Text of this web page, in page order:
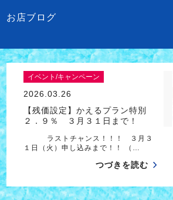
お店ブログ
イベント/キャンペーン
2026.03.26
【残価設定】かえるプラン特別
２．９％ ３月３１日まで！
ラストチャンス！！！ ３月３
１日（火）申し込みまで！！ （…
つづきを読む